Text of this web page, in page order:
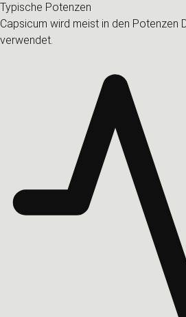
Typische Potenzen
Capsicum wird meist in den Potenzen
verwendet.